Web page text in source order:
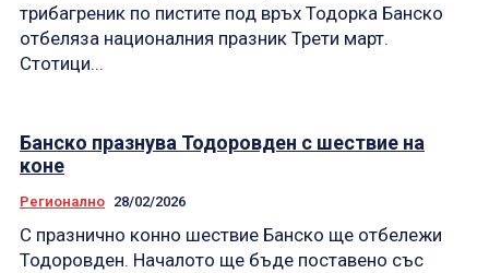
трибагреник по пистите под връх Тодорка Банско
отбеляза националния празник Трети март.
Стотици...
Банско празнува Тодоровден с шествие на
коне
Регионално 28/02/2026
С празнично конно шествие Банско ще отбележи
Тодоровден. Началото ще бъде поставено със